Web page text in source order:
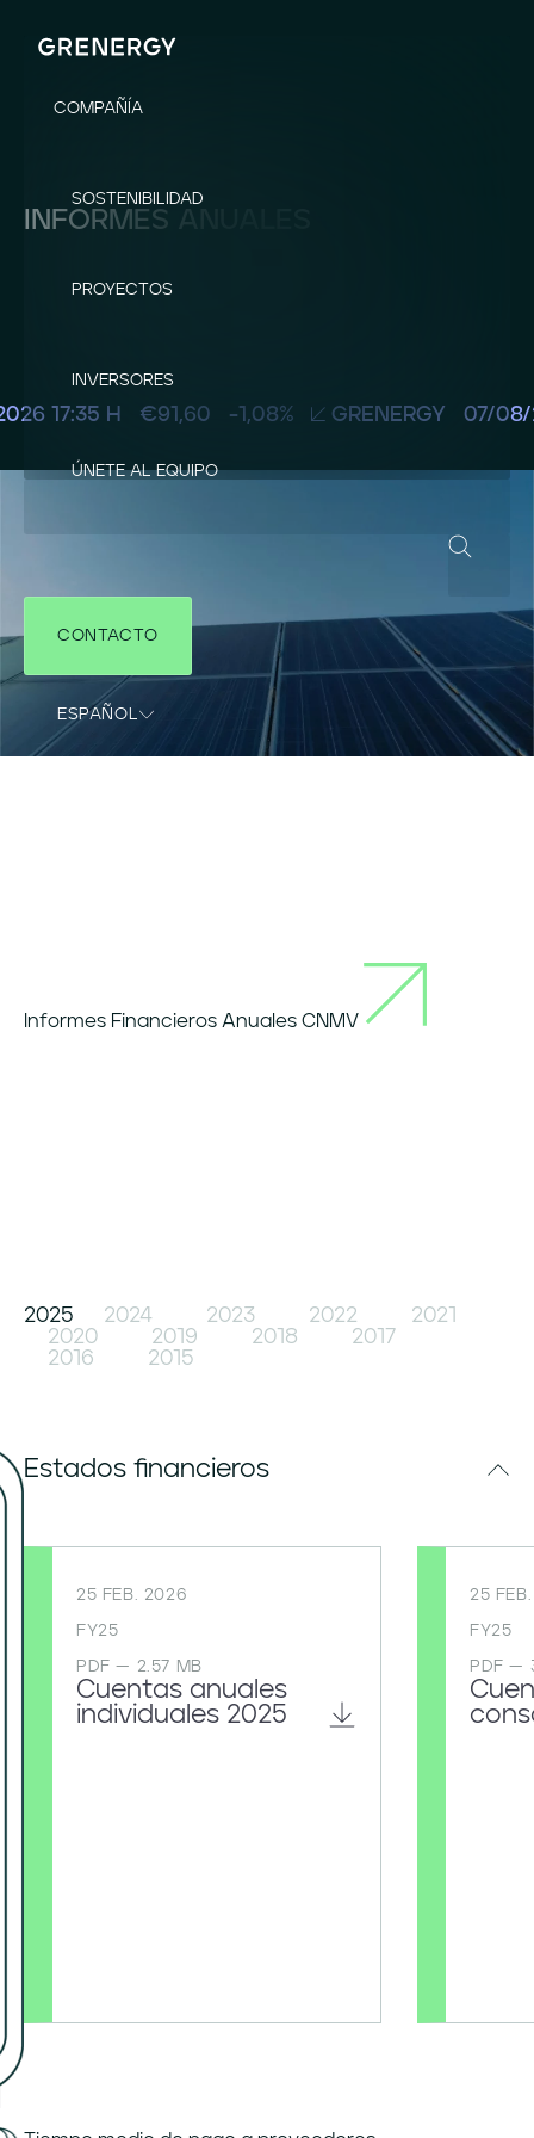
COMPAÑÍA
SOSTENIBILIDAD
PROYECTOS
INVERSORES
ÚNETE AL EQUIPO
CONTACTO
ESPAÑOL
INFORMES ANUALES
Informes Financieros Anuales CNMV
2025 2024 2023 2022
2021
2020
2019 2018
2017
2016
2015
Estados financieros
25 FEB. 2026
FY25
PDF — 2.57 MB
Cuentas anuales
individuales 2025
25
FY25
PDF —